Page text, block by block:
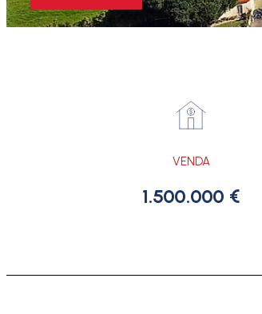
VENDA
1.500.000 €